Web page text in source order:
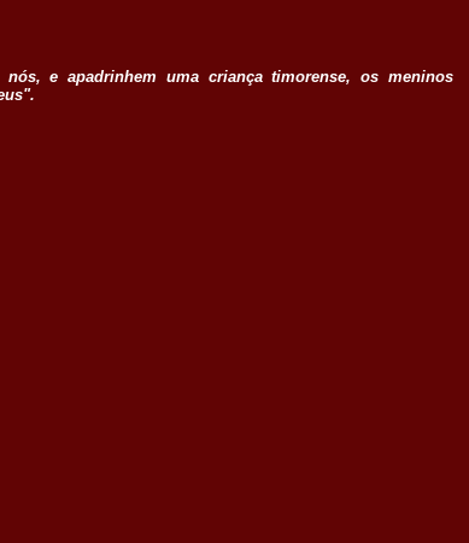
e apadrinhem uma criança timorense, os meninos